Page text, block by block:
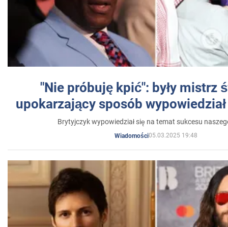
"Nie próbuję kpić": były mistrz
upokarzający sposób
Brytyjczyk wypowiedział się na temat sukcesu
Wiadomości05.03.2025 19:48